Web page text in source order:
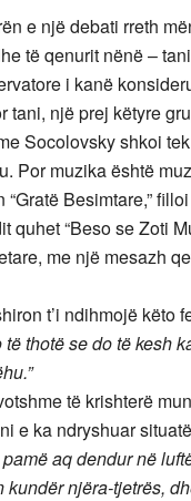
e një debati rreth
të qenurit nënë –
i kanë
tani, një prej këtyre
Socolovsky shkoi
Por muzika është
“Gratë Besimtare,”
quhet “Beso se Zoti
me një mesazh
t’i ndihmojë këto
të thotë se do të kesh
të krishterë
e ka ndryshuar
aq dendur në
njëra-tjetrës,